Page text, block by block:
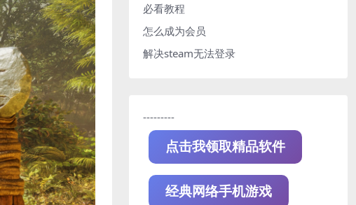
必看教程
怎么成为会员
解决steam无法登录
---------
点击我领取精品软件
经典网络手机游戏